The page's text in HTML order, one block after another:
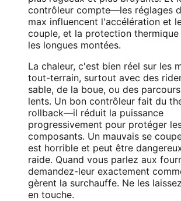
contrôleur compte—les réglages
max influencent l'accélération et
couple, et la protection
les longues montées.
La chaleur, c'est bien réel sur les
tout-terrain, surtout avec des
sable, de la boue, ou des
lents. Un bon contrôleur fait du
rollback—il réduit la puissance
progressivement pour protéger
composants. Un mauvais se
est horrible et peut être
raide. Quand vous parlez aux
demandez-leur exactement
gèrent la surchauffe. Ne les
en touche.